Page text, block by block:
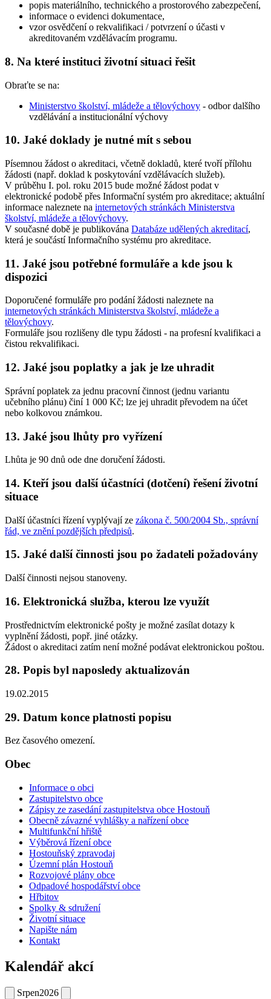
popis materiálního, technického a prostorového zabezpečení,
informace o evidenci dokumentace,
vzor osvědčení o rekvalifikaci / potvrzení o účasti v
akreditovaném vzdělávacím programu.
8. Na které instituci životní situaci řešit
Obraťte se na:
Ministerstvo školství, mládeže a tělovýchovy - odbor dalšího
vzdělávání a institucionální výchovy
10. Jaké doklady je nutné mít s sebou
Písemnou žádost o akreditaci, včetně dokladů, které tvoří přílohu
žádosti (např. doklad k poskytování vzdělávacích služeb).
V průběhu I. pol. roku 2015 bude možné žádost podat v
elektronické podobě přes Informační systém pro akreditace; aktuální
informace naleznete na internetových stránkách Ministerstva
školství, mládeže a tělovýchovy.
V současné době je publikována Databáze udělených akreditací,
která je součástí Informačního systému pro akreditace.
11. Jaké jsou potřebné formuláře a kde jsou k
dispozici
Doporučené formuláře pro podání žádosti naleznete na
internetových stránkách Ministerstva školství, mládeže a
tělovýchovy.
Formuláře jsou rozlišeny dle typu žádosti - na profesní kvalifikaci a
čistou rekvalifikaci.
12. Jaké jsou poplatky a jak je lze uhradit
Správní poplatek za jednu pracovní činnost (jednu variantu
učebního plánu) činí 1 000 Kč; lze jej uhradit převodem na účet
nebo kolkovou známkou.
13. Jaké jsou lhůty pro vyřízení
Lhůta je 90 dnů ode dne doručení žádosti.
14. Kteří jsou další účastníci (dotčení) řešení životní
situace
Další účastníci řízení vyplývají ze zákona č. 500/2004 Sb., správní
řád, ve znění pozdějších předpisů.
15. Jaké další činnosti jsou po žadateli požadovány
Další činnosti nejsou stanoveny.
16. Elektronická služba, kterou lze využít
Prostřednictvím elektronické pošty je možné zasílat dotazy k
vyplnění žádosti, popř. jiné otázky.
Žádost o akreditaci zatím není možné podávat elektronickou poštou.
28. Popis byl naposledy aktualizován
19.02.2015
29. Datum konce platnosti popisu
Bez časového omezení.
Obec
Informace o obci
Zastupitelstvo obce
Zápisy ze zasedání zastupitelstva obce Hostouň
Obecně závazné vyhlášky a nařízení obce
Multifunkční hřiště
Výběrová řízení obce
Hostouňský zpravodaj
Územní plán Hostouň
Rozvojové plány obce
Odpadové hospodářství obce
Hřbitov
Spolky & sdružení
Životní situace
Napište nám
Kontakt
Kalendář akcí
Srpen2026